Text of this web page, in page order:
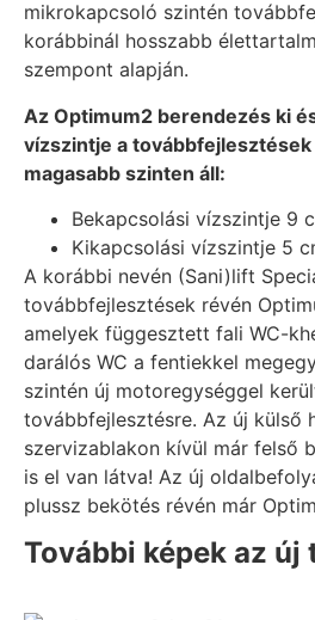
mikrokapcsoló szintén
korábbinál hosszabb
szempont alapján.
Az Optimum2 berendezés ki
vízszintje a
magasabb szinten áll:
Bekapcsolási vízszintje 9
Kikapcsolási vízszintje 5
A korábbi nevén (Sani)lift
továbbfejlesztések révén
amelyek függesztett fali WC-
darálós WC a fentiekkel
szintén új motoregységgel
továbbfejlesztésre. Az új külső
szervizablakon kívül már felső
is el van látva! Az új
plussz bekötés révén már
További képek az új